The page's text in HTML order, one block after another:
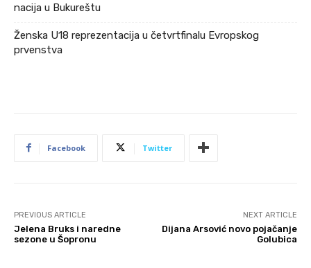
nacija u Bukureštu
Ženska U18 reprezentacija u četvrtfinalu Evropskog
prvenstva
Facebook Twitter
PREVIOUS ARTICLE
Jelena Bruks i naredne
sezone u Šopronu
NEXT ARTICLE
Dijana Arsović novo pojačanje
Golubica